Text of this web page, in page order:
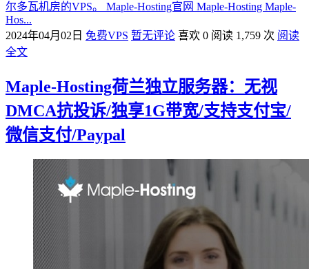
尔多瓦机房的VPS。 Maple-Hosting官网 Maple-Hosting Maple-
Hos...
2024年04月02日 免费VPS 暂无评论 喜欢 0 阅读 1,759 次 阅读
全文
Maple-Hosting荷兰独立服务器：无视
DMCA抗投诉/独享1G带宽/支持支付宝/
微信支付/Paypal